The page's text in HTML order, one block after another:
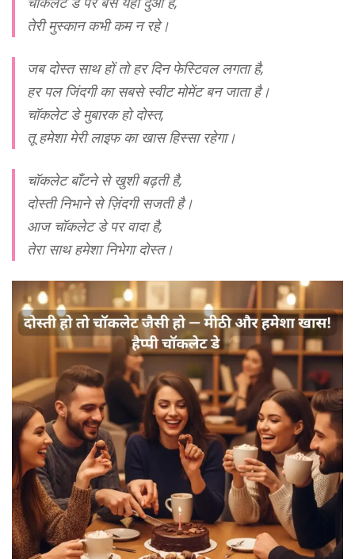
तेरी मुस्कान कभी कम न रहे।
जब दोस्त साथ हों तो हर दिन फेस्टिवल लगता है,
हर पल जिंदगी का सबसे स्वीट मोमेंट बन जाता है।
चॉकलेट डे मुबारक हो दोस्त,
तू हमेशा मेरी लाइफ का खास हिस्सा रहेगा।
चॉकलेट बाँटने से खुशी बढ़ती है,
दोस्ती निभाने से ज़िंदगी सजती है।
आज चॉकलेट डे पर वादा है,
तेरा साथ हमेशा निभेगा दोस्त।